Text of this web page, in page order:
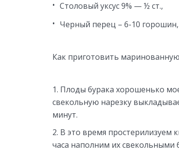
Столовый уксус 9% — ½ ст.,
Черный перец – 6-10 горошин,
Как приготовить
Плоды бурака хорошенько
свекольную нарезку
минут.
В это время простерилизуем
часа наполним их свекольными